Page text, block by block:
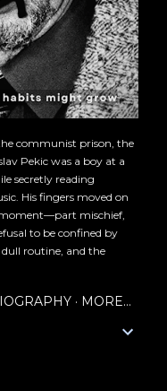
communist prison, the
Pekic was a boy at a
secretly reading
His fingers moved on
moment—part mischief,
to be confined by
routine, and the
MORE…